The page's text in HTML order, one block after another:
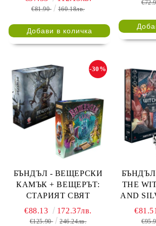
€81.90 160.18лв.
БЪНДЪЛ - ВЕЩЕРСКИ
КАМЪК + ВЕЩЕРЪТ:
СТАРИЯТ СВЯТ
-30%
€88.13 172.37лв.
€125.90 246.24лв.
БЪНДЪЛ
THE
AND
€81.51